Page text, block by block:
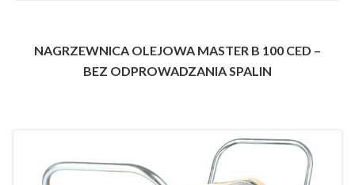
NAGRZEWNICA OLEJOWA MASTER B 100 CED –
BEZ ODPROWADZANIA SPALIN